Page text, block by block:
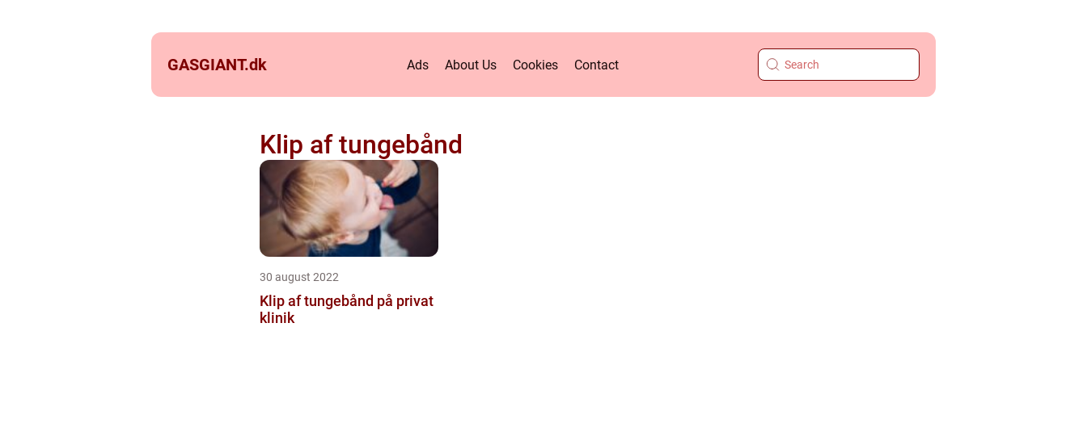
GASGIANT.dk Ads About Us Cookies Contact
Klip af tungebånd
30 august 2022
Klip af tungebånd på privat
klinik